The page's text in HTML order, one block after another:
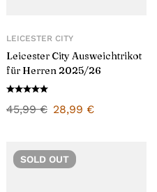
LEICESTER CITY
Leicester City Ausweichtrikot
für Herren 2025/26
45,99€ 28,99 €
SOLD OUT